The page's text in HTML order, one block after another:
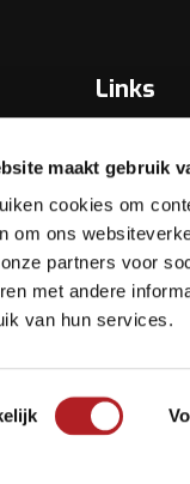
maakt gebruik
cookies om
om ons
partners voor
met andere
van hun services.
Links
Helpdesks